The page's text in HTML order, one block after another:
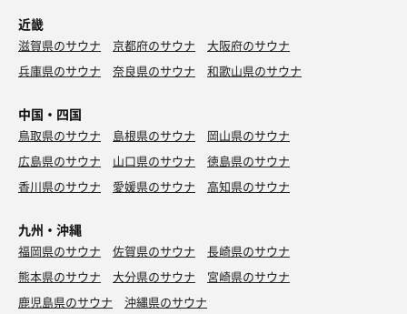
近畿
滋賀県のサウナ 京都府のサウナ
大阪府のサウナ
兵庫県のサウナ
奈良県のサウナ 和歌山県のサウナ
中国・四国
鳥取県のサウナ 島根県のサウナ
岡山県のサウナ
広島県のサウナ
山口県のサウナ
徳島県のサウナ
香川県のサウナ
愛媛県のサウナ 高知県のサウナ
九州・沖縄
福岡県のサウナ 佐賀県のサウナ
長崎県のサウナ
熊本県のサウナ
大分県のサウナ
宮崎県のサウナ
鹿児島県のサウナ
沖縄県のサウナ